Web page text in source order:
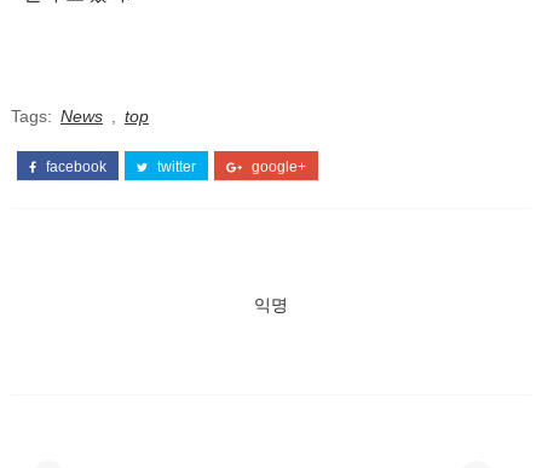
Tags: News top
facebook twitter google+
익명